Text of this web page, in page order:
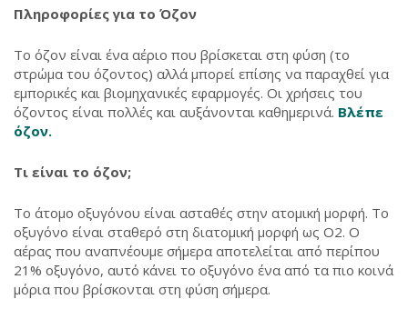
Πληροφορίες για το Όζον
Το όζον είναι ένα αέριο που βρίσκεται στη φύση (το
στρώμα του όζοντος) αλλά μπορεί επίσης να παραχθεί για
εμπορικές και βιομηχανικές εφαρμογές. Οι χρήσεις του
όζοντος είναι πολλές και αυξάνονται καθημερινά. Βλέπε
όζον.
Τι είναι το όζον;
Το άτομο οξυγόνου είναι ασταθές στην ατομική μορφή. Το
οξυγόνο είναι σταθερό στη διατομική μορφή ως Ο2. Ο
αέρας που αναπνέουμε σήμερα αποτελείται από περίπου
21% οξυγόνο, αυτό κάνει το οξυγόνο ένα από τα πιο κοινά
μόρια που βρίσκονται στη φύση σήμερα.